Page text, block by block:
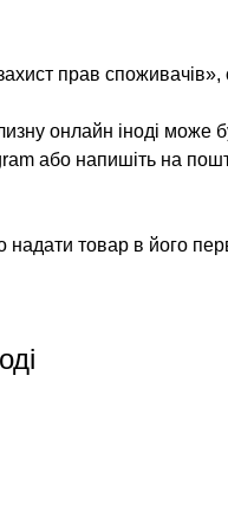
прав
онлайн іноді
або напишіть на
надати товар в його